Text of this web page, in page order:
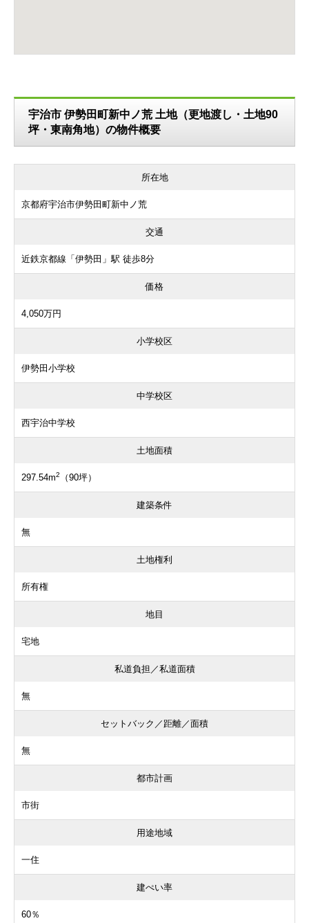
宇治市 伊勢田町新中ノ荒 土地（更地渡し・土地90
坪・東南角地）の物件概要
所在地
京都府宇治市伊勢田町新中ノ荒
交通
近鉄京都線「伊勢田」駅 徒歩8分
価格
4,050万円
小学校区
伊勢田小学校
中学校区
西宇治中学校
土地面積
297.54m2 （90坪）
建築条件
無
土地権利
所有権
地目
宅地
私道負担／私道面積
無
セットバック／距離／面積
無
都市計画
市街
用途地域
一住
建ぺい率
60％